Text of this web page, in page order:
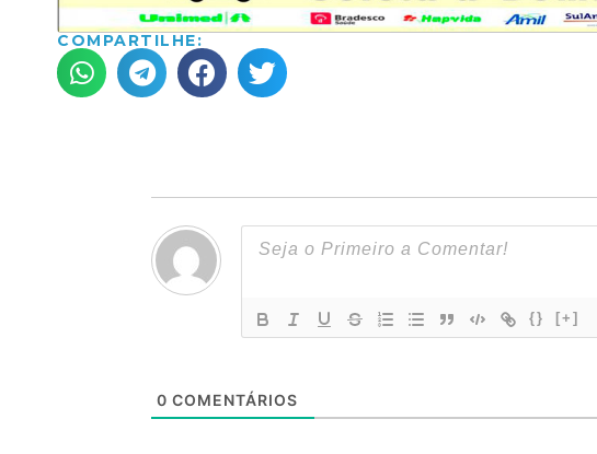
COMPARTILHE:
{} [+]
0 COMENTÁRIOS